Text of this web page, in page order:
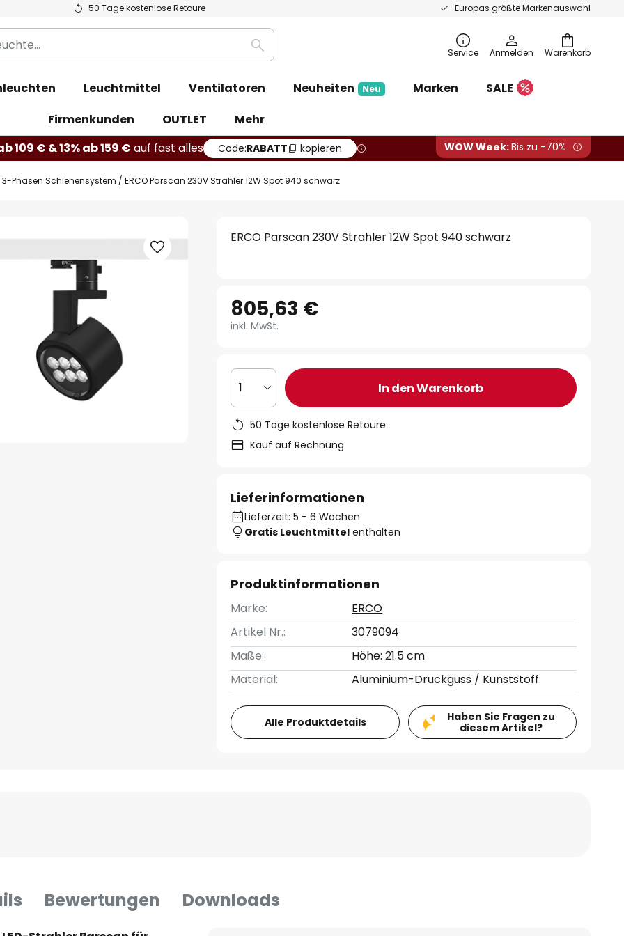
50 Tage kostenlose Retoure Europas größte Markenauswahl
Warenkorb
Suche Service Anmelden
Leuchtmittel Ventilatoren Neuheiten Neu Marken
SALE
Firmenkunden
OUTLET
Mehr
109 € & 13% ab 159 € auf fast alles Code:RABATT kopieren WOW Week:Bis zu -70%
3-Phasen Schienensystem ERCO Parscan 230V Strahler 12W Spot 940 schwarz
ERCO Parscan 230V Strahler 12W Spot 940 schwarz
805,63 €
inkl. MwSt.
1 In den Warenkorb
50 Tage kostenlose Retoure
Kauf auf Rechnung
Lieferinformationen
Lieferzeit: 5 - 6 Wochen
Gratis Leuchtmittel enthalten
Produktinformationen
Marke:
ERCO
Artikel Nr.:
3079094
Maße:
Höhe: 21.5 cm
Material:
Aluminium-Druckguss / Kunststoff
Alle Produktdetails
Haben Sie Fragen zu
diesem Artikel?
Bewertungen Downloads